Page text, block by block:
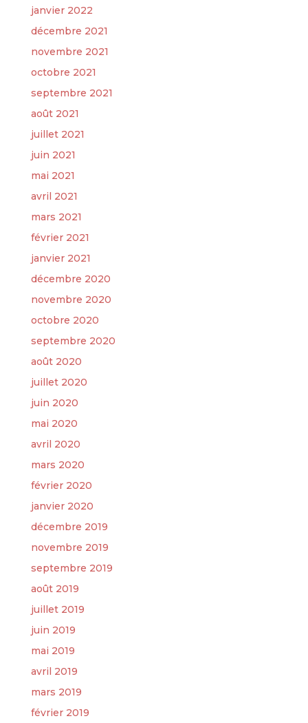
janvier 2022
décembre 2021
novembre 2021
octobre 2021
septembre 2021
août 2021
juillet 2021
juin 2021
mai 2021
avril 2021
mars 2021
février 2021
janvier 2021
décembre 2020
novembre 2020
octobre 2020
septembre 2020
août 2020
juillet 2020
juin 2020
mai 2020
avril 2020
mars 2020
février 2020
janvier 2020
décembre 2019
novembre 2019
septembre 2019
août 2019
juillet 2019
juin 2019
mai 2019
avril 2019
mars 2019
février 2019